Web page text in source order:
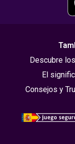
Descubre
El
Consejos y